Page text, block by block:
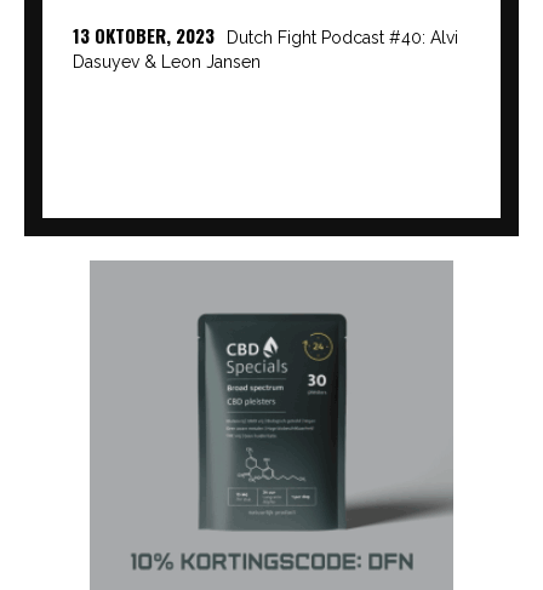
13 OKTOBER, 2023
Dutch Fight Podcast #40: Alvi
Dasuyev & Leon Jansen